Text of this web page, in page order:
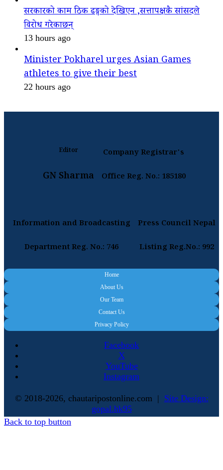
सरकारको काम ठिक ढङ्गको देखिएन ,सत्तापक्षकै सांसदले
विरोध गरेकाछन्
13 hours ago
Minister Pokharel urges Asian Games
athletes to give their best
22 hours ago
Editor
GN Sharma
Company Registrar's
Office Reg. No.: 185180
Information and Broadcasting
Department Reg. No.: 746
Press Council Nepal
Listing Reg.No.: 992
Home
About Us
Our Team
Contact Us
Privacy Policy
Facebook
X
YouTube
Instagram
© 2018-2026, chautaripostonline.com | Site Design:
gopal.hk95
Back to top button